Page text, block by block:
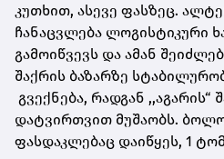
კუთხით, ასევე ფასზეც.
ჩანაცვლება ლოგისტიკური
გამოიწვევს და ამან
შაქრის ბაზარზე
გვექნება, რადგან ,,აგარის“
დატვირთვით მუშაობს.
ფასდაკლებაც დაიწყეს, 1